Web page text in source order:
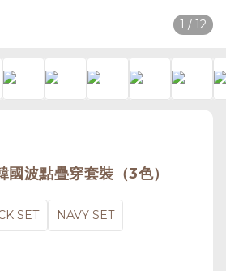
1 / 12
國波點疊穿套裝（3色）
SET
NAVY SET